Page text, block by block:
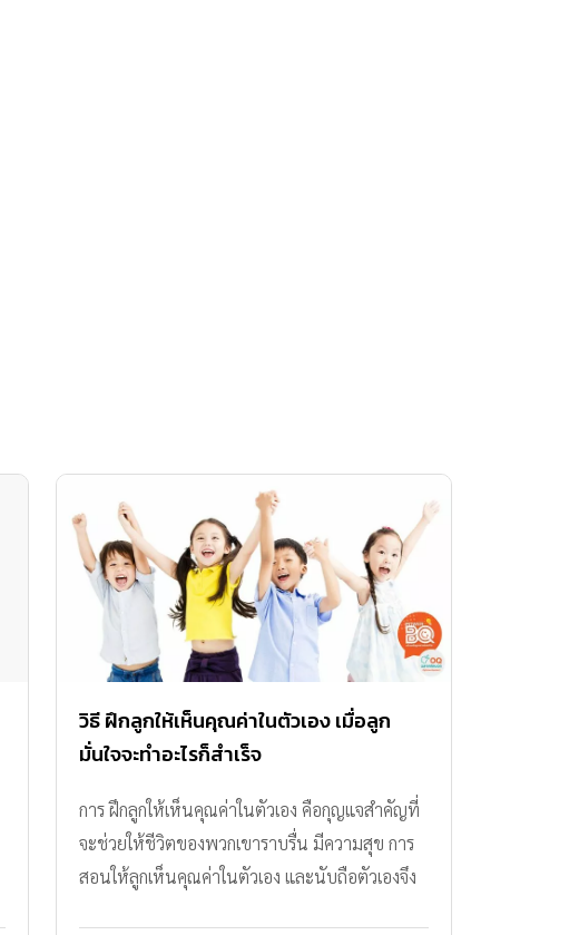
วิธี ฝึกลูกให้เห็นคุณค่าในตัวเอง เมื่อลูก
มั่นใจจะทำอะไรก็สำเร็จ
การ ฝึกลูกให้เห็นคุณค่าในตัวเอง คือกุญแจสำคัญที่
จะช่วยให้ชีวิตของพวกเขาราบรื่น มีความสุข การ
สอนให้ลูกเห็นคุณค่าในตัวเอง และนับถือตัวเองจึง